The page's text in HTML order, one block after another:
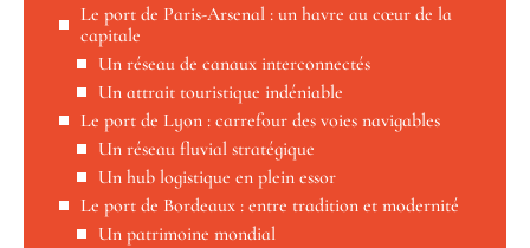
Le port de Paris-Arsenal : un havre au cœur de la
capitale
Un réseau de canaux interconnectés
Un attrait touristique indéniable
Le port de Lyon : carrefour des voies navigables
Un réseau fluvial stratégique
Un hub logistique en plein essor
Le port de Bordeaux : entre tradition et modernité
Un patrimoine mondial